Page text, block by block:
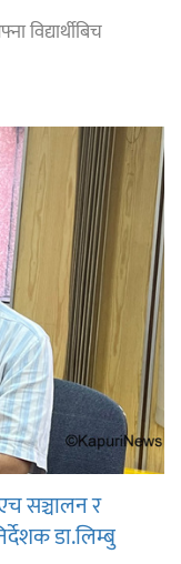
सञ्चालन र
डा.लिम्बु